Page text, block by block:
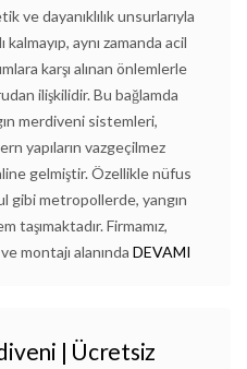
ve dayanıklılık unsurlarıyla
kalmayıp, aynı zamanda acil
karşı alınan önlemlerle
ilişkilidir. Bu bağlamda
merdiveni sistemleri,
yapıların vazgeçilmez
gelmiştir. Özellikle nüfus
gibi metropollerde, yangın
Firmamız,
montajı alanında DEVAMI
| Ücretsiz